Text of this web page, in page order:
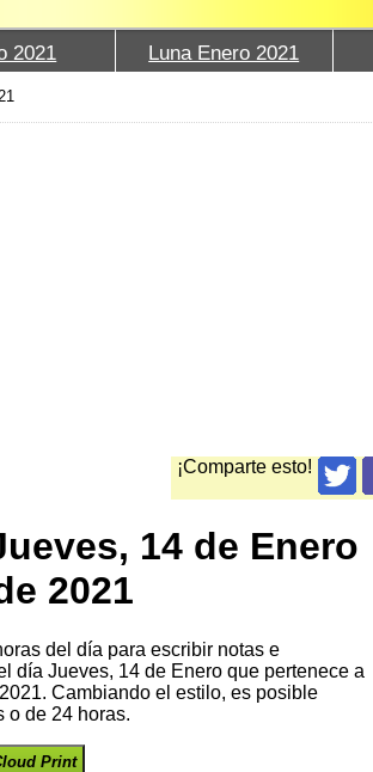
2021 Luna Enero 2021
¡Comparte esto!
14 de Enero
2021
del día para escribir notas e
día Jueves, 14 de Enero que pertenece a
Cambiando el estilo, es posible
o de 24 horas.
Print